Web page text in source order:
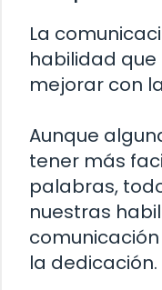
La
habilidad
mejorar con
Aunque
tener más
palabras,
nuestras
la dedicación.